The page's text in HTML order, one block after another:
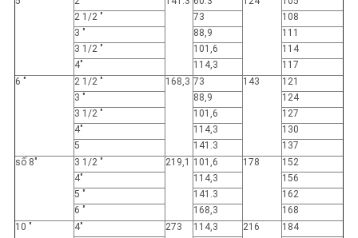
2 1/2 "
73
108
3 "
88,9
111
3 1/2 "
101,6
114
4"
114,3
117
6 "
2 1/2 " 168,3 73 143
121
3 "
88,9
124
3 1/2 "
101,6
127
4"
114,3
130
5
141.3
137
số 8"
3 1/2 " 219,1 101,6 178
152
4"
114,3
156
5 "
141.3
162
6 "
168,3
168
10 "
4" 273 114,3 216
184